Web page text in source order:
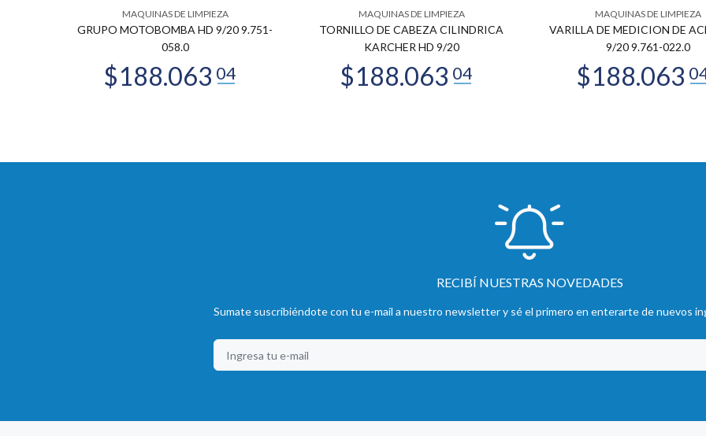
MAQUINAS DE LIMPIEZA
GRUPO MOTOBOMBA HD 9/20 9.751-
058.0
MAQUINAS DE LIMPIEZA
TORNILLO DE CABEZA CILINDRICA
KARCHER HD 9/20
MAQUINAS DE LIMPIEZA
VARILLA DE MEDICION DE
9/20 9.761-022.0
RECIBÍ NUESTRAS NOVEDADES
Sumate suscribiéndote con tu e-mail a nuestro newsletter y sé el primero en enterarte de nuevos